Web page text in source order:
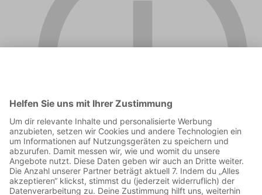
00:06:20